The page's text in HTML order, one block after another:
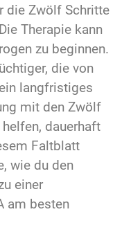
die Zwölf Schritte
Therapie kann
zu beginnen.
die von
langfristiges
mit den Zwölf
dauerhaft
Faltblatt
wie du den
einer
am besten